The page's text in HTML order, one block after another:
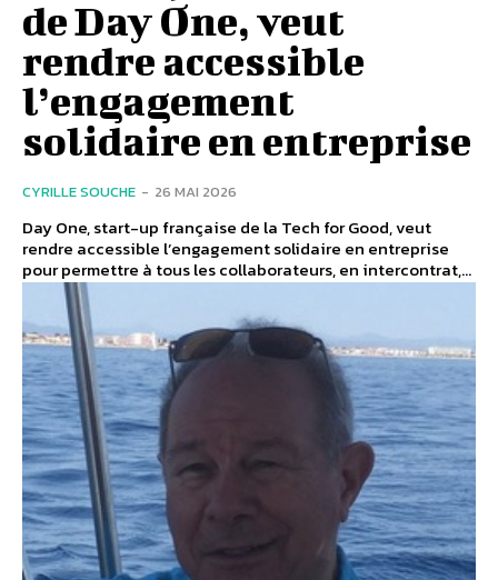
de Day One, veut
rendre accessible
l’engagement
solidaire en entreprise
CYRILLE SOUCHE - 26 MAI 2026
Day One, start-up française de la Tech for Good, veut
rendre accessible l’engagement solidaire en entreprise
pour permettre à tous les collaborateurs, en intercontrat,...